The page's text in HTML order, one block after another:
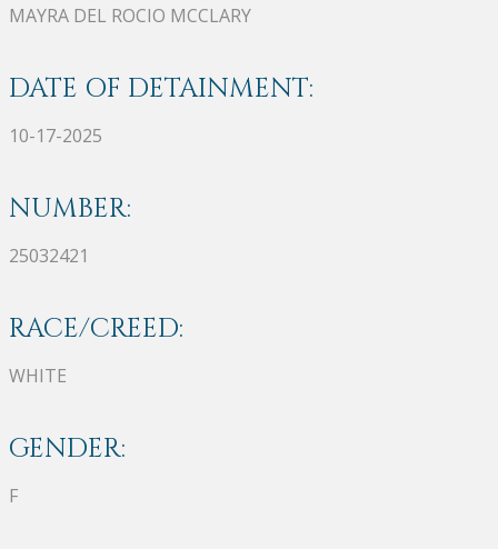
MAYRA DEL ROCIO MCCLARY
DATE OF DETAINMENT:
10-17-2025
NUMBER:
25032421
RACE/CREED:
WHITE
GENDER:
F